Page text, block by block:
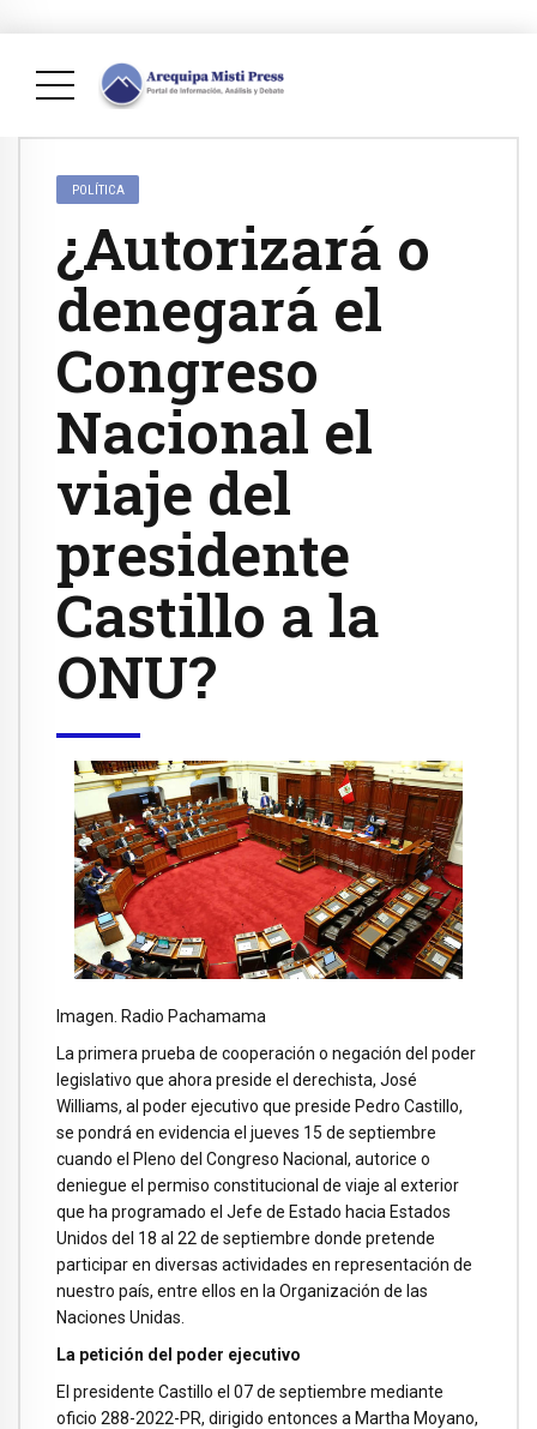
POLÍTICA
¿Autorizará o
denegará el
Congreso
Nacional el
viaje del
presidente
Castillo a la
ONU?
Imagen. Radio Pachamama
La primera prueba de cooperación o negación del poder
legislativo que ahora preside el derechista, José
Williams, al poder ejecutivo que preside Pedro Castillo,
se pondrá en evidencia el jueves 15 de septiembre
cuando el Pleno del Congreso Nacional, autorice o
deniegue el permiso constitucional de viaje al exterior
que ha programado el Jefe de Estado hacia Estados
Unidos del 18 al 22 de septiembre donde pretende
participar en diversas actividades en representación de
nuestro país, entre ellos en la Organización de las
Naciones Unidas.
La petición del poder ejecutivo
El presidente Castillo el 07 de septiembre mediante
oficio 288-2022-PR, dirigido entonces a Martha Moyano,